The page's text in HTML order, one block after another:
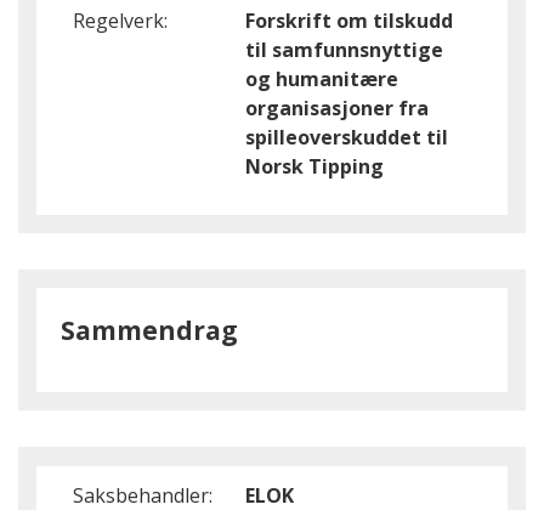
Regelverk:
Forskrift om tilskudd
til samfunnsnyttige
og humanitære
organisasjoner fra
spilleoverskuddet til
Norsk Tipping
Sammendrag
Saksbehandler: ELOK